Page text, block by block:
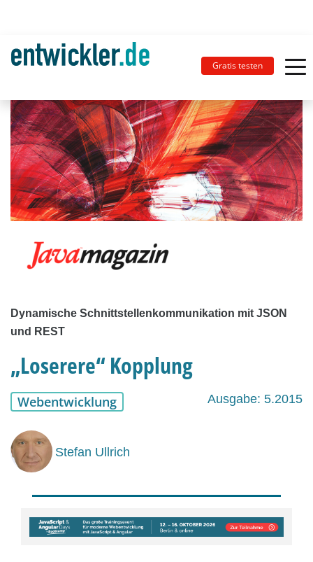
Gratis testen
Dynamische Schnittstellenkommunikation mit JSON
und REST
„Loserere“ Kopplung
Webentwicklung Ausgabe: 5.2015
Stefan Ullrich